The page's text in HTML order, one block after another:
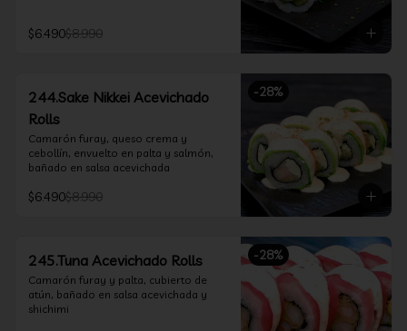
$6.490$8.990
-28%
244.Sake Nikkei Acevichado
Rolls
Camarón furay, queso crema y
cebollín, envuelto en palta y salmón,
bañado en salsa acevichada
$6.490$8.990
-28%
245.Tuna Acevichado Rolls
Camarón furay y palta, cubierto de
atún, bañado en salsa acevichada y
shichimi